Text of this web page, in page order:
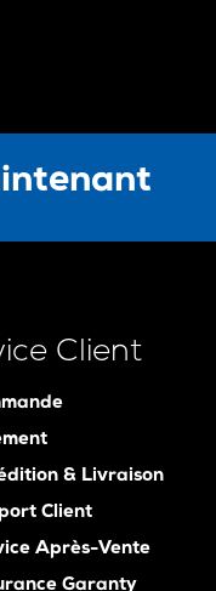
Client
& Livraison
Client
Après-Vente
Garanty